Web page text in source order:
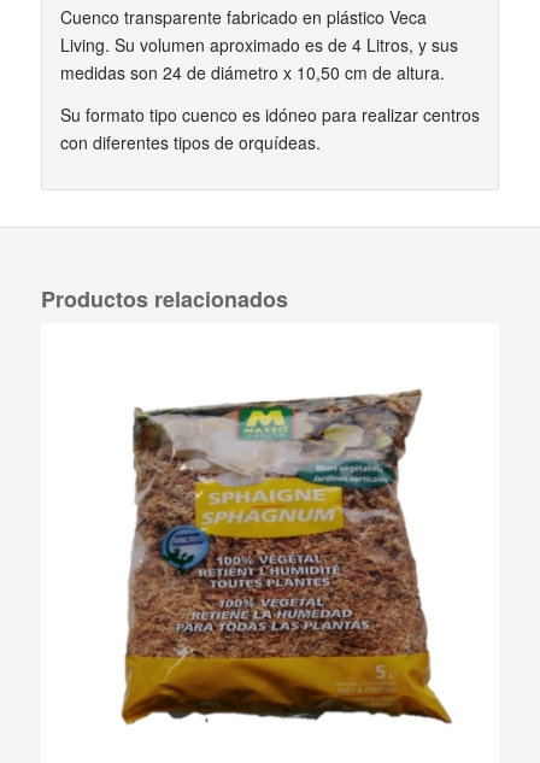
Cuenco transparente fabricado en plástico Veca
Living. Su volumen aproximado es de 4 Litros, y sus
medidas son 24 de diámetro x 10,50 cm de altura.
Su formato tipo cuenco es idóneo para realizar centros
con diferentes tipos de orquídeas.
Productos relacionados